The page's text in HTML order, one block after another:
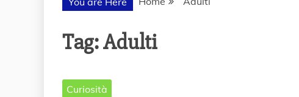
Tag:Adulti
Curiosità